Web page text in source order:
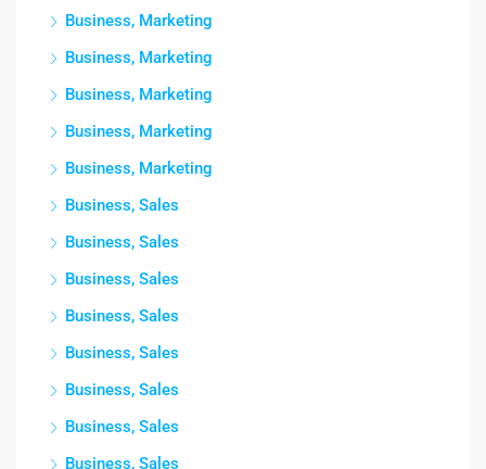
Business, Marketing
Business, Marketing
Business, Marketing
Business, Marketing
Business, Marketing
Business, Sales
Business, Sales
Business, Sales
Business, Sales
Business, Sales
Business, Sales
Business, Sales
Business, Sales